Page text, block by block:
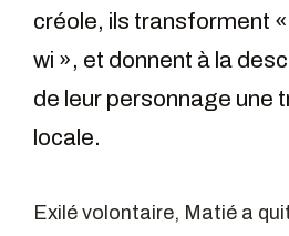
créole, ils transforment «
wi », et donnent à la
de leur personnage une
locale.
Exilé volontaire, Matié a